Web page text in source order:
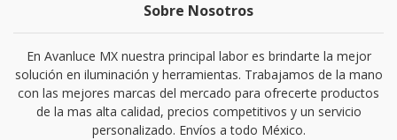
Sobre Nosotros
En Avanluce MX nuestra principal labor es brindarte la mejor
solución en iluminación y herramientas. Trabajamos de la mano
con las mejores marcas del mercado para ofrecerte productos
de la mas alta calidad, precios competitivos y un servicio
personalizado. Envíos a todo México.